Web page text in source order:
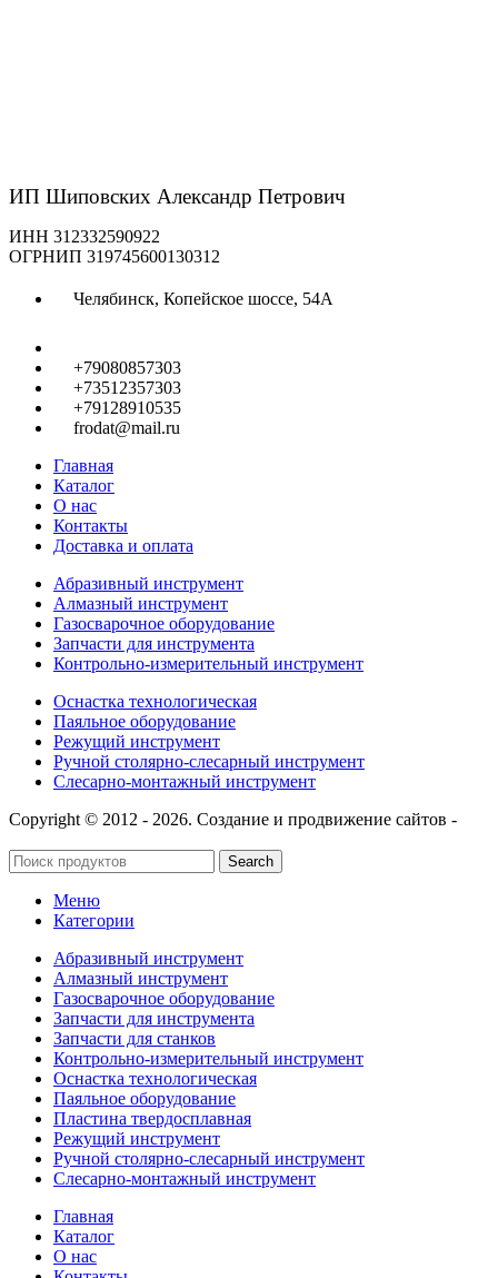
ИП Шиповских Александр Петрович
ИНН 312332590922
ОГРНИП 319745600130312
Челябинск, Копейское шоссе, 54А
+79080857303
+73512357303
+79128910535
frodat@mail.ru
Главная
Каталог
О нас
Контакты
Доставка и оплата
Абразивный инструмент
Алмазный инструмент
Газосварочное оборудование
Запчасти для инструмента
Контрольно-измерительный инструмент
Оснастка технологическая
Паяльное оборудование
Режущий инструмент
Ручной столярно-слесарный инструмент
Слесарно-монтажный инструмент
Copyright © 2012 - 2026. Создание и продвижение сайтов -
Search
Меню
Категории
Абразивный инструмент
Алмазный инструмент
Газосварочное оборудование
Запчасти для инструмента
Запчасти для станков
Контрольно-измерительный инструмент
Оснастка технологическая
Паяльное оборудование
Пластина твердосплавная
Режущий инструмент
Ручной столярно-слесарный инструмент
Слесарно-монтажный инструмент
Главная
Каталог
О нас